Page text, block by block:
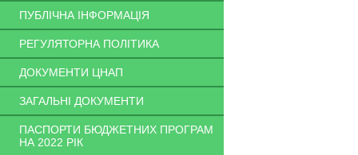
ПУБЛІЧНА ІНФОРМАЦІЯ
РЕГУЛЯТОРНА ПОЛІТИКА
ДОКУМЕНТИ ЦНАП
ЗАГАЛЬНІ ДОКУМЕНТИ
ПАСПОРТИ БЮДЖЕТНИХ ПРОГРАМ
НА 2022 РІК